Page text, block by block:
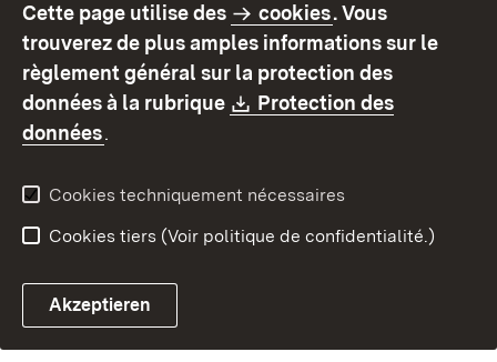
Mode d'emploi
Déclaration sur
l'accessibilité
Contact
Signaler un lien brisé
Cette page utilise des cookies. Vous
trouverez de plus amples informations sur le
règlement général sur la protection des
données à la rubrique
Download:
Protection des
données.
Cookies techniquement nécessaires
Cookies tiers (Voir politique de confidentialité.)
Akzeptieren